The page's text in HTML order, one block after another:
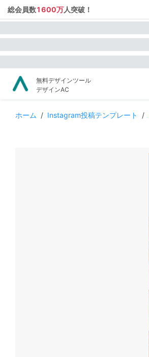
総会員数1600万人突破！
無料デザインツール
デザインAC
ホーム / Instagram投稿テンプレート /